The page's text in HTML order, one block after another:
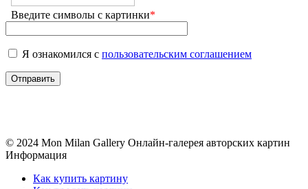
Введите символы с картинки*
Я ознакомился с пользовательским соглашением
© 2024 Mon Milan Gallery Онлайн-галерея авторских картин
Информация
Как купить картину